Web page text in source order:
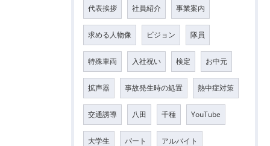
代表挨拶 社員紹介 事業案内
求める人物像 ビジョン 隊員
特殊車両 入社祝い 検定 お中元
拡声器 事故発生時の処置 熱中症対策
交通誘導 八田 千種 YouTube
大学生 パート アルバイト